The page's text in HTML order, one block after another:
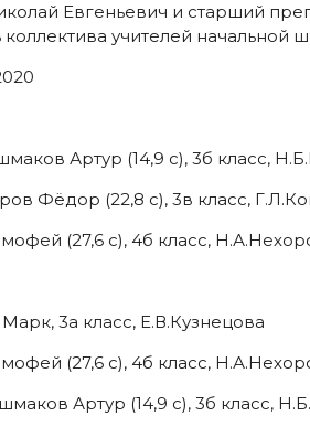
Евгеньевич и старший
учителей
Артур (14,9 с), 3б класс,
Фёдор (22,8 с), 3в класс,
(27,6 с), 4б класс,
3а класс, Е.В.Кузнецова
(27,6 с), 4б класс,
Артур (14,9 с), 3б класс,